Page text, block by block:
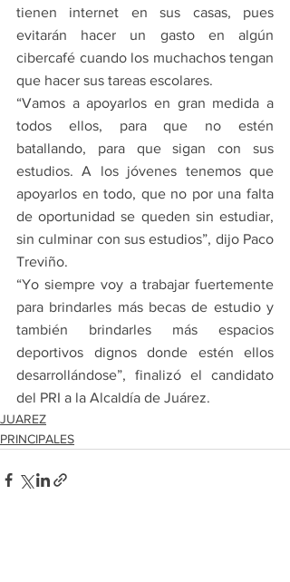
tienen internet en sus casas, pues
evitarán hacer un gasto en algún
cibercafé cuando los muchachos tengan
que hacer sus tareas escolares.
“Vamos a apoyarlos en gran medida a
todos ellos, para que no estén
batallando, para que sigan con sus
estudios. A los jóvenes tenemos que
apoyarlos en todo, que no por una falta
de oportunidad se queden sin estudiar,
sin culminar con sus estudios”, dijo Paco
Treviño.
“Yo siempre voy a trabajar fuertemente
para brindarles más becas de estudio y
también brindarles más espacios
deportivos dignos donde estén ellos
desarrollándose”, finalizó el candidato
del PRI a la Alcaldía de Juárez.
JUAREZ
PRINCIPALES